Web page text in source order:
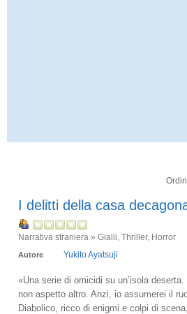
I delitti della casa
Narrativa straniera » Gialli, Thriller, Horror
Autore Yukito Ayatsuji
«Una serie di omicidi su un’isola deserta.
non aspetto altro. Anzi, io assumerei il
Diabolico, ricco di enigmi e colpi di